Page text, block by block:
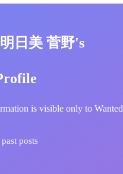
日美 菅野's
is visible only to
posts